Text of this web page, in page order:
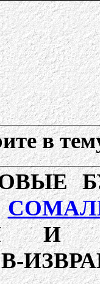
в
И